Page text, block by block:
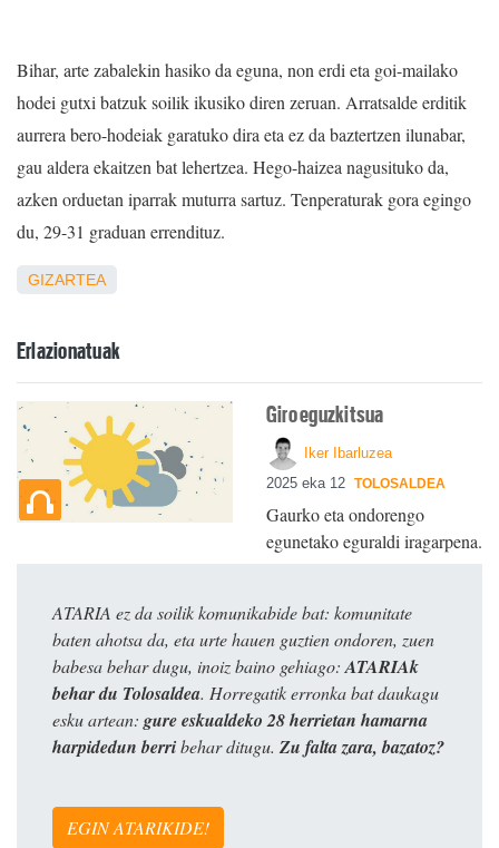
Bihar, arte zabalekin hasiko da eguna, non erdi eta goi-mailako
hodei gutxi batzuk soilik ikusiko diren zeruan. Arratsalde erditik
aurrera bero-hodeiak garatuko dira eta ez da baztertzen ilunabar,
gau aldera ekaitzen bat lehertzea. Hego-haizea nagusituko da,
azken orduetan iparrak muturra sartuz. Tenperaturak gora egingo
du, 29-31 graduan errendituz.
GIZARTEA
Erlazionatuak
Giro eguzkitsua
Iker Ibarluzea
2025 eka 12 TOLOSALDEA
Gaurko eta ondorengo
egunetako eguraldi iragarpena.
ATARIA ez da soilik komunikabide bat: komunitate
baten ahotsa da, eta urte hauen guztien ondoren, zuen
babesa behar dugu, inoiz baino gehiago:ATARIAk
behar du Tolosaldea. Horregatik erronka bat daukagu
esku artean: gure eskualdeko 28 herrietan hamarna
harpidedun berribehar ditugu. Zu falta zara, bazatoz?
EGIN ATARIKIDE!